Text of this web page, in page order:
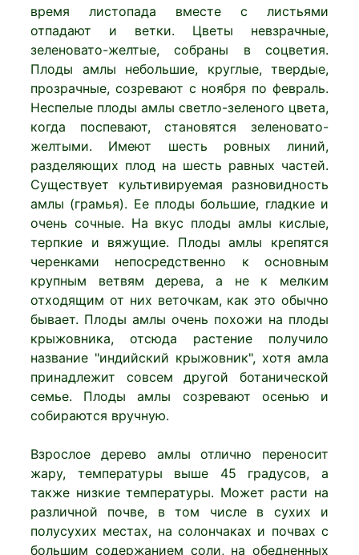
время листопада вместе с листьями
отпадают и ветки. Цветы невзрачные,
зеленовато-желтые, собраны в соцветия.
Плоды амлы небольшие, круглые, твердые,
прозрачные, созревают с ноября по февраль.
Неспелые плоды амлы светло-зеленого цвета,
когда поспевают, становятся зеленовато-
желтыми. Имеют шесть ровных линий,
разделяющих плод на шесть равных частей.
Существует культивируемая разновидность
амлы (грамья). Ее плоды большие, гладкие и
очень сочные. На вкус плоды амлы кислые,
терпкие и вяжущие. Плоды амлы крепятся
черенками непосредственно к основным
крупным ветвям дерева, а не к мелким
отходящим от них веточкам, как это обычно
бывает. Плоды амлы очень похожи на плоды
крыжовника, отсюда растение получило
название "индийский крыжовник", хотя амла
принадлежит совсем другой ботанической
семье. Плоды амлы созревают осенью и
собираются вручную.
Взрослое дерево амлы отлично переносит
жару, температуры выше 45 градусов, а
также низкие температуры. Может расти на
различной почве, в том числе в сухих и
полусухих местах, на солончаках и почвах с
большим содержанием соли, на обедненных